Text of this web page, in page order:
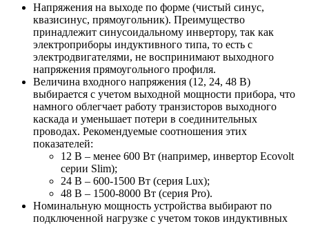
Напряжения на выходе по форме (чистый синус,
квазисинус, прямоугольник). Преимущество
принадлежит синусоидальному инвертору, так как
электроприборы индуктивного типа, то есть с
электродвигателями, не воспринимают выходного
напряжения прямоугольного профиля.
Величина входного напряжения (12, 24, 48 В)
выбирается с учетом выходной мощности прибора, что
намного облегчает работу транзисторов выходного
каскада и уменьшает потери в соединительных
проводах. Рекомендуемые соотношения этих
показателей:
12 В – менее 600 Вт (например, инвертор Ecovolt
серии Slim);
24 В – 600-1500 Вт (серия Lux);
48 В – 1500-8000 Вт (серия Pro).
Номинальную мощность устройства выбирают по
подключенной нагрузке с учетом токов индуктивных